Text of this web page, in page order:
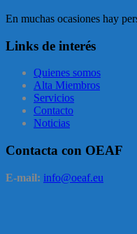
En muchas ocasiones hay
Links de interés
Quienes somos
Alta Miembros
Servicios
Contacto
Noticias
Contacta con OEAF
E-mail: info@oeaf.eu